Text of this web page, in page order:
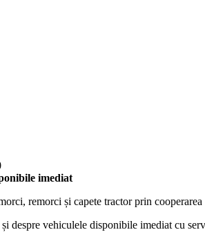
imediat
remorci și capete tractor prin
despre vehiculele disponibile imediat cu